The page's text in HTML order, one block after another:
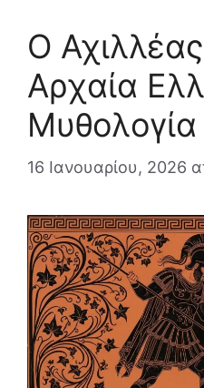
Ο
Αρχαία
Μυθολογία
16 Ιανουαρίου, 2026